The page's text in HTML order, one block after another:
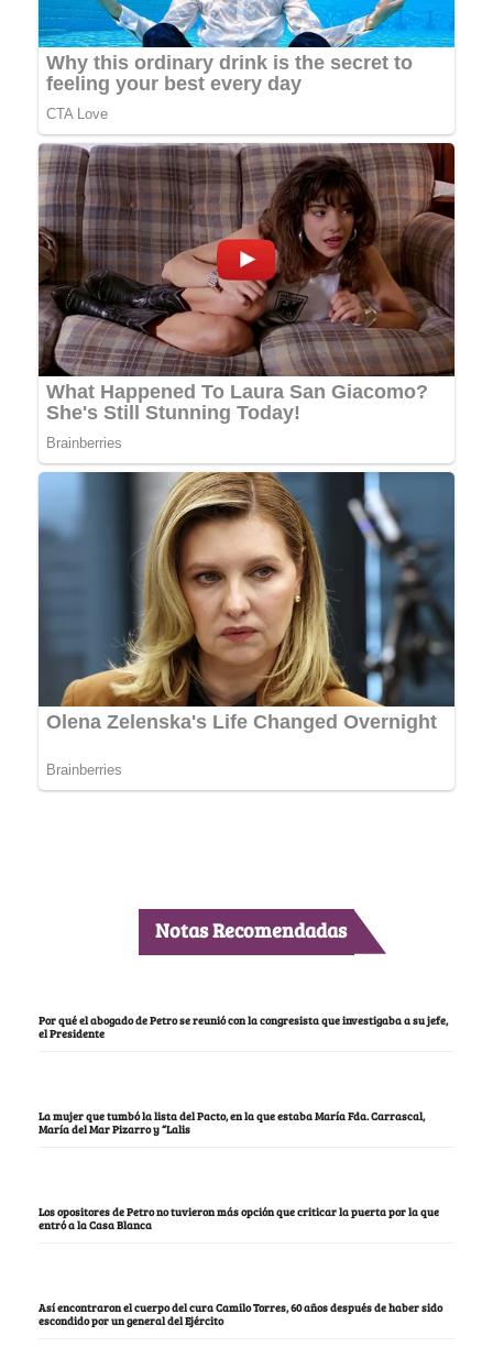
Notas Recomendadas
Por qué el abogado de Petro se reunió con la congresista que investigaba a su jefe,
el Presidente
La mujer que tumbó la lista del Pacto, en la que estaba María Fda. Carrascal,
María del Mar Pizarro y “Lalis
Los opositores de Petro no tuvieron más opción que criticar la puerta por la que
entró a la Casa Blanca
Así encontraron el cuerpo del cura Camilo Torres, 60 años después de haber sido
escondido por un general del Ejército